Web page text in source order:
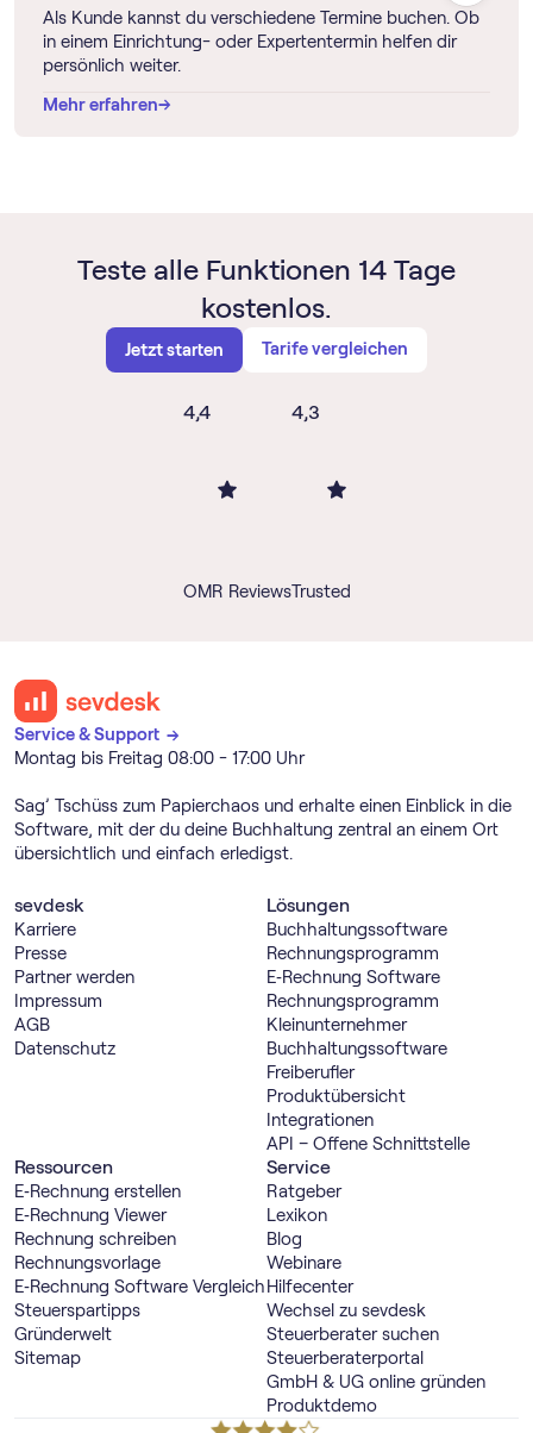
Als Kunde kannst du verschiedene Termine buchen. Ob
in einem Einrichtung- oder Expertentermin helfen dir
persönlich weiter.
Mehr erfahren→
→
Teste alle Funktionen 14 Tage
kostenlos.
Jetzt starten Tarife vergleichen
4,4
OMR Reviews
4,3
Trusted
Service & Support →
Montag bis Freitag 08:00 - 17:00 Uhr
Sag’ Tschüss zum Papierchaos und erhalte einen Einblick in die
Software, mit der du deine Buchhaltung zentral an einem Ort
übersichtlich und einfach erledigst.
sevdesk
Karriere
Presse
Partner werden
Impressum
AGB
Datenschutz
Lösungen
Buch­haltungs­software
Rechnungs­programm
E‑Rechnung Software
Rechnungs­programm
Kleinunternehmer
Buch­haltungs­software
Freiberufler
Produktübersicht
Integrationen
API – Offene Schnittstelle
Ressourcen
E‑Rechnung erstellen
E‑Rechnung Viewer
Rechnung schreiben
Rechnungsvorlage
E‑Rechnung Software Vergleich
Steuerspartipps
Gründerwelt
Sitemap
Service
Ratgeber
Lexikon
Blog
Webinare
Hilfecenter
Wechsel zu sevdesk
Steuerberater suchen
Steuerberaterportal
GmbH & UG online gründen
Produktdemo